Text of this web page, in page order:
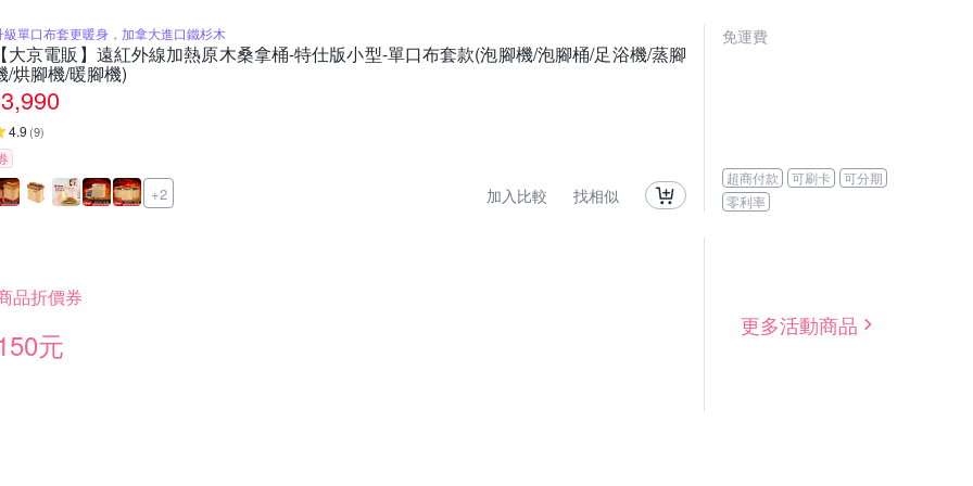
級單口布套更暖身，加拿大進口鐵杉木
大京電販】遠紅外線加熱原木桑拿桶-特仕版小型-單口布套款(泡腳機/泡腳桶/足浴機/蒸腳
/烘腳機/暖腳機)
3,990
4.9 (9)
+2 加入比較 找相似
免運費
超商付款 可刷卡
可分期
零利率
品折價券
元
更多活動商品